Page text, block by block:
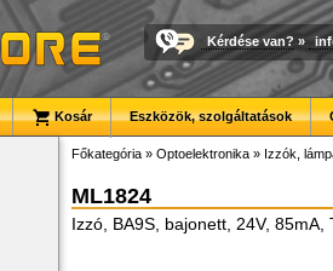
Kérdése van? »
Kosár Eszközök, szolgáltatások
Főkategória » Optoelektronika » Izzók,
ML1824
Izzó, BA9S, bajonett, 24V,